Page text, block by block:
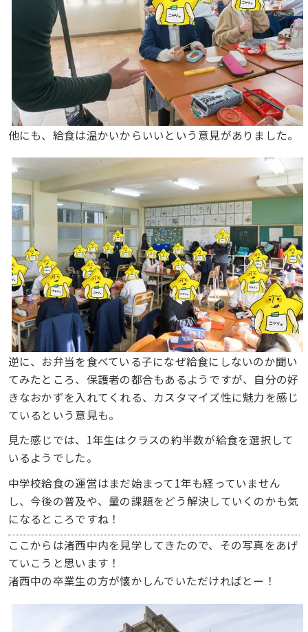
他にも、給食は温かいからいいという意見がありました。
逆に、お弁当を食べている子になぜ給食にしないのか聞い
てみたところ、保護者の都合もあるようですが、自分の好
きなおかずを入れてくれる、カスタマイズ性に魅力を感じ
ているという意見も。
見た感じでは、1年生はクラスの約半数が給食を選択して
いるようでした。
中学校給食の運営はまだ始まって1年も経っていません
し、今後の普及や、量の課題をどう解決していくのかも気
になるところですね！
ここからは渚西中内を見学してきたので、その写真をあげ
ていこうと思います！
渚西中の卒業生の方が懐かしんでいただければとー！